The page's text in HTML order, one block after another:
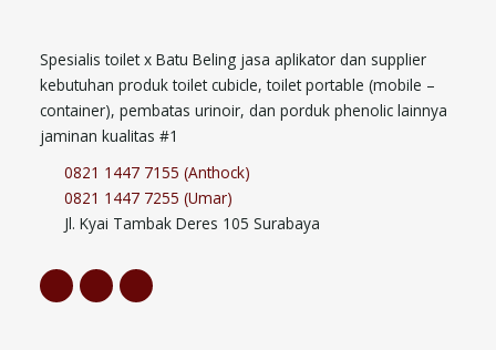
Spesialis toilet x Batu Beling jasa aplikator dan supplier
kebutuhan produk toilet cubicle, toilet portable (mobile –
container), pembatas urinoir, dan porduk phenolic lainnya
jaminan kualitas #1
0821 1447 7155 (Anthock)
0821 1447 7255 (Umar)
Jl. Kyai Tambak Deres 105 Surabaya